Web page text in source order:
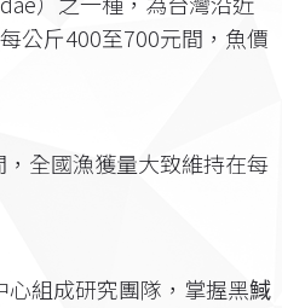
公斤400至700元間，魚價
全國漁獲量大致維持在每
組成研究團隊，掌握黑䱛